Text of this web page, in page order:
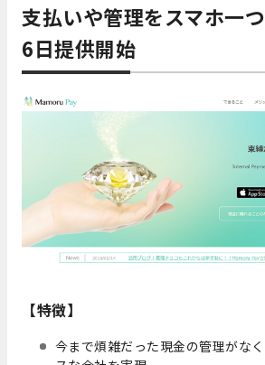
支払いや管理をスマホ一
6日提供開始
【特徴】
今まで煩雑だった現金の管理がな